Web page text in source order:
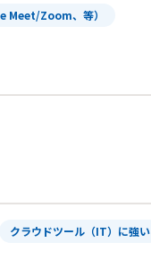
Meet/Zoom、等）
クラウドツール（IT）に強い